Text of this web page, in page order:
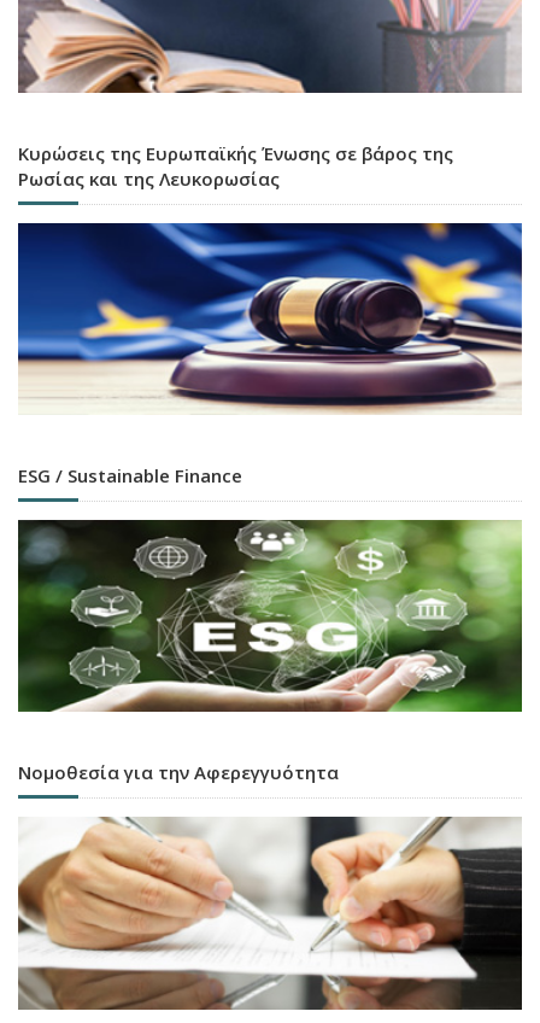
Κυρώσεις της Ευρωπαϊκής Ένωσης σε βάρος της
Ρωσίας και της Λευκορωσίας
ESG / Sustainable Finance
Νομοθεσία για την Αφερεγγυότητα